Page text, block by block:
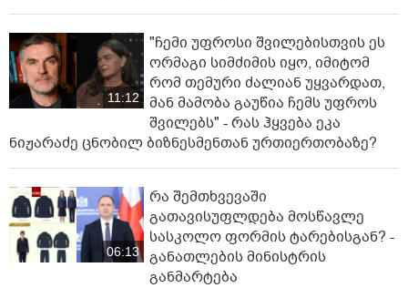
11:12
"ჩემი უფროსი შვილებისთვის ეს
ორმაგი სიმძიმის იყო, იმიტომ
რომ თემური ძალიან უყვარდათ,
მან მამობა გაუწია ჩემს უფროს
შვილებს" - რას ჰყვება ეკა
ნიჟარაძე ცნობილ ბიზნესმენთან ურთიერთობაზე?
06:13
რა შემთხვევაში
გათავისუფლდება მოსწავლე
სასკოლო ფორმის ტარებისგან? -
განათლების მინისტრის
განმარტება